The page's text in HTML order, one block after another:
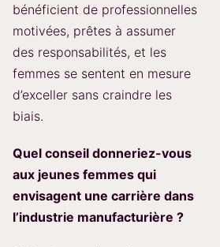
bénéficient de professionnelles
motivées, prêtes à assumer
des responsabilités, et les
femmes se sentent en mesure
d’exceller sans craindre les
biais.
Quel conseil donneriez-vous
aux jeunes femmes qui
envisagent une carrière dans
l’industrie manufacturière ?